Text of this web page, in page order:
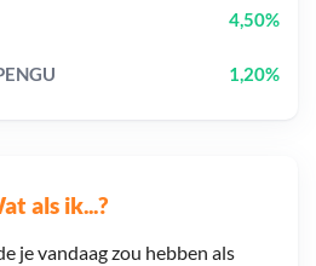
als ik...?
je vandaag zou hebben als
4,50%
1,20%